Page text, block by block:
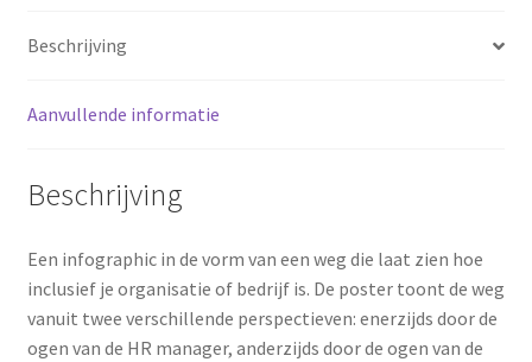
Beschrijving
Aanvullende informatie
Beschrijving
Een infographic in de vorm van een weg die laat zien hoe
inclusief je organisatie of bedrijf is. De poster toont de weg
vanuit twee verschillende perspectieven: enerzijds door de
ogen van de HR manager, anderzijds door de ogen van de